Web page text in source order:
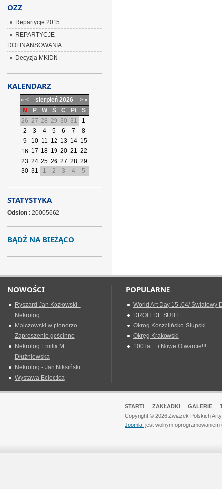
OZZ
Repartycje 2015
REPARTYCJE -
DOFINANSOWANIA
Decyzja MKiDN
KALENDARZ
« < sierpień 2026 >»
N
P W Ś C Pt
S
26 27 28 29 30 31
1
2
3 4 5 6 7
8
9
10 11 12 13 14 15
16 17 18 19 20 21 22
23 24 25 26 27 28 29
30 31 1 2 3 4 5
STATYSTYKA
Odsłon: 20005662
BĄDŹ NA BIEŻĄCO
NOWOŚCI
Ryszard Jan Kozłowski -
Nekrolog
Malczewski w plenerze -
Zaproszenie gościnne
Nekrolog Emilia M.
Dłużniewska
Nekrolog - Jan Niksiński
Wystawa Eclectica
POPULARNE
World Art Day 15 .04/ Światowy
DROIT DE SUITE
Okreg Koszalińsko-Słupski
Okręg Krakowski
100 lat... i Nowe Otwarcie!!!
START! ZAKŁADKI GALERIE
Copyright © 2026 Związek Polskich
Joomla! jest wolnym